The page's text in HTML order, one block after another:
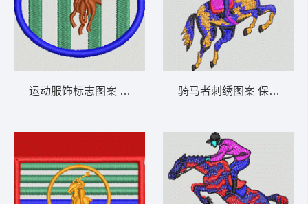
运动服饰标志图案 保罗 骑马 polo 男骑马者刺绣图案 保罗 骑马